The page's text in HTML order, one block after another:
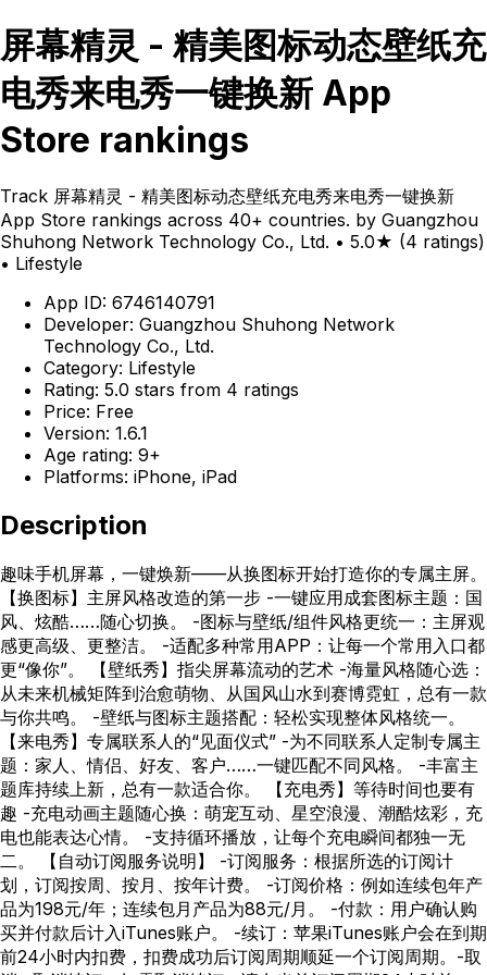
屏幕精灵 - 精美图标动态壁纸充
电秀来电秀一键换新 App
Store rankings
Track 屏幕精灵 - 精美图标动态壁纸充电秀来电秀一键换新
App Store rankings across 40+ countries. by Guangzhou
Shuhong Network Technology Co., Ltd. • 5.0★ (4 ratings)
• Lifestyle
App ID: 6746140791
Developer: Guangzhou Shuhong Network
Technology Co., Ltd.
Category: Lifestyle
Rating: 5.0 stars from 4 ratings
Price: Free
Version: 1.6.1
Age rating: 9+
Platforms: iPhone, iPad
Description
趣味手机屏幕，一键焕新——从换图标开始打造你的专属主屏。
【换图标】主屏风格改造的第一步 -一键应用成套图标主题：国
风、炫酷……随心切换。 -图标与壁纸/组件风格更统一：主屏观
感更高级、更整洁。 -适配多种常用APP：让每一个常用入口都
更“像你”。 【壁纸秀】指尖屏幕流动的艺术 -海量风格随心选：
从未来机械矩阵到治愈萌物、从国风山水到赛博霓虹，总有一款
与你共鸣。 -壁纸与图标主题搭配：轻松实现整体风格统一。
【来电秀】专属联系人的“见面仪式” -为不同联系人定制专属主
题：家人、情侣、好友、客户……一键匹配不同风格。 -丰富主
题库持续上新，总有一款适合你。 【充电秀】等待时间也要有
趣 -充电动画主题随心换：萌宠互动、星空浪漫、潮酷炫彩，充
电也能表达心情。 -支持循环播放，让每个充电瞬间都独一无
二。 【自动订阅服务说明】 -订阅服务：根据所选的订阅计
划，订阅按周、按月、按年计费。 -订阅价格：例如连续包年产
品为198元/年；连续包月产品为88元/月。 -付款：用户确认购
买并付款后计入iTunes账户。 -续订：苹果iTunes账户会在到期
前24小时内扣费，扣费成功后订阅周期顺延一个订阅周期。-取